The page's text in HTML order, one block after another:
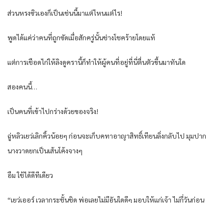
ส่วนหรงซิวเองก็เป็นเช่นนี้มาแต่ไหนแต่ไร!
พูดได้แค่ว่าคนที่ถูกซัดเมื่อสักครู่นั้นช่างโชคร้ายโดยแท้
แต่การเชือดไก่ให้ลิงดูครานี้ก็ทำให้ผู้คนที่อยู่ที่นี่ตื่นตัวขึ้นมาทันใด
สองคนนี้…
เป็นคนที่เข้าไปกร่างด้วยของจริง!
ฉู่หลิวเยว่เลิกคิ้วน้อยๆ ก่อนจะเก็บคทาอาญาสิทธิ์เทียนลิ่งกลับไป มุมปาก
นางวาดยกเป็นเส้นโค้งจางๆ
อืม ใช้ได้ดีทีเดียว
“เยว่เออร์ เวลากระชั้นชิด พ่อเลยไม่มีอันใดดีๆ มอบให้แก่เจ้า ไม่กี่วันก่อน